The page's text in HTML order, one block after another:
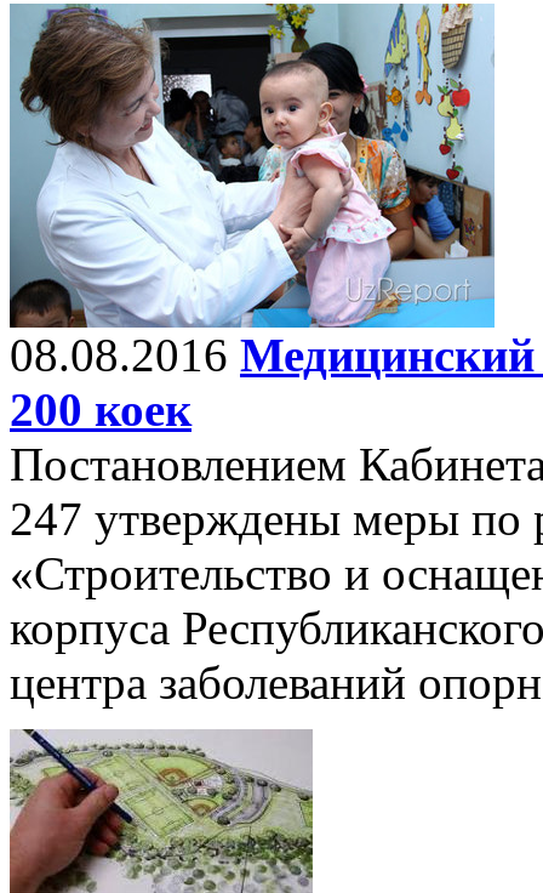
08.08.2016 Медицинский
200 коек
Постановлением
247 утверждены меры по
«Строительство и
корпуса
центра заболеваний